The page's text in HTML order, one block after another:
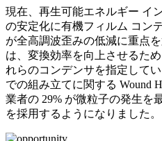
現在、再生可能エネルギー イ
の安定化に有機フィルム コン
が全高調波歪みの低減に重点
は、変換効率を向上させるた
れらのコンデンサを指定して
での組み立てに関する Wound
業者の 29% が微粒子の発生を
を採用するようになりました。